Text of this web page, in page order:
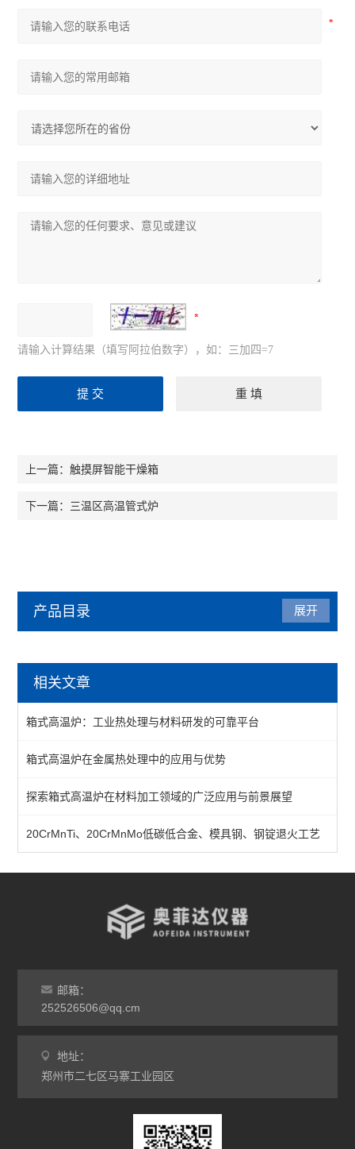
请输入计算结果（填写阿拉伯数字），如：三加四=7
上一篇：触摸屏智能干燥箱
下一篇： 三温区高温管式炉
产品目录
陶瓷纤维马弗炉
箱式马弗炉
分体式马弗炉
实验室马弗炉
箱式高温炉
灰分马弗炉
非标定做马弗炉
工业马弗炉
展开
相关文章
箱式高温炉：工业热处理与材料研发的可靠平台
箱式高温炉在金属热处理中的应用与优势
探索箱式高温炉在材料加工领域的广泛应用与前景展望
20CrMnTi、20CrMnMo低碳低合金、模具钢、钢锭退火工艺
邮箱：
252526506@qq.cm
地址：
郑州市二七区马寨工业园区